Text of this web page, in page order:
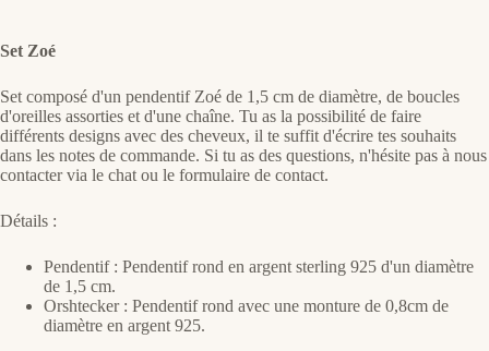
Set Zoé
Set composé d'un pendentif Zoé de 1,5 cm de diamètre, de boucles
d'oreilles assorties et d'une chaîne. Tu as la possibilité de faire
différents designs avec des cheveux, il te suffit d'écrire tes souhaits
dans les notes de commande. Si tu as des questions, n'hésite pas à nous
contacter via le chat ou le formulaire de contact.
Détails :
Pendentif : Pendentif rond en argent sterling 925 d'un diamètre
de 1,5 cm.
Orshtecker : Pendentif rond avec une monture de 0,8cm de
diamètre en argent 925.